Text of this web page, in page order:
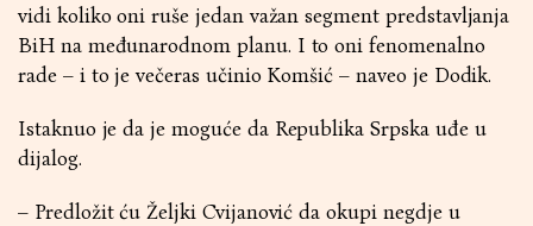
vidi koliko oni ruše jedan važan segment predstavljanja
BiH na međunarodnom planu. I to oni fenomenalno
rade – i to je večeras učinio Komšić – naveo je Dodik.
Istaknuo je da je moguće da Republika Srpska uđe u
dijalog.
– Predložit ću Željki Cvijanović da okupi negdje u